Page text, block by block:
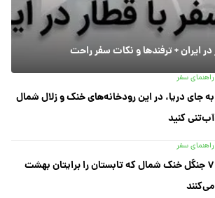
در ایران + ترفندها و نکات سفر راحت
راهنمای سفر
به جای دریا، در این رودخانه‌های خنک و زلال شمال
آب‌تنی کنید
راهنمای سفر
۷ جنگل خنک شمال که تابستان را برایتان بهشت
می‌کنند